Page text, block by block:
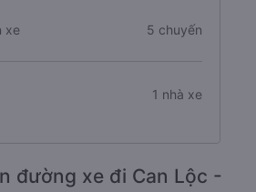
xe 5 chuyến
1 nhà xe
đường xe đi Can Lộc -